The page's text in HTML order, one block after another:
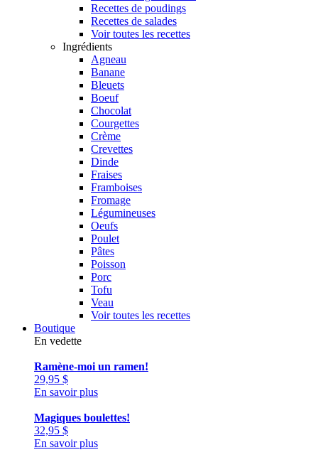
Recettes de poudings
Recettes de salades
Voir toutes les recettes
Ingrédients
Agneau
Banane
Bleuets
Boeuf
Chocolat
Courgettes
Crème
Crevettes
Dinde
Fraises
Framboises
Fromage
Légumineuses
Oeufs
Poulet
Pâtes
Poisson
Porc
Tofu
Veau
Voir toutes les recettes
Boutique
En vedette
Ramène-moi un ramen!
29,95 $
En savoir plus
Magiques boulettes!
32,95 $
En savoir plus